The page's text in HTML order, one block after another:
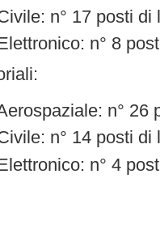
n° 17 posti di
n° 8
n° 26
n° 14 posti di
n° 4